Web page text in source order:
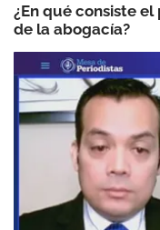
¿En qué consiste
de la abogacía?